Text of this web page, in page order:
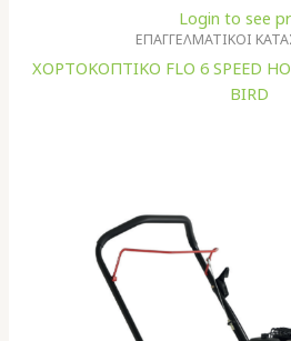
Login to see
ΕΠΑΓΓΕΛΜΑΤΙΚΟΙ
XΟΡΤΟΚΟΠΤΙΚΟ FLO 6 SPEED HO
BIRD